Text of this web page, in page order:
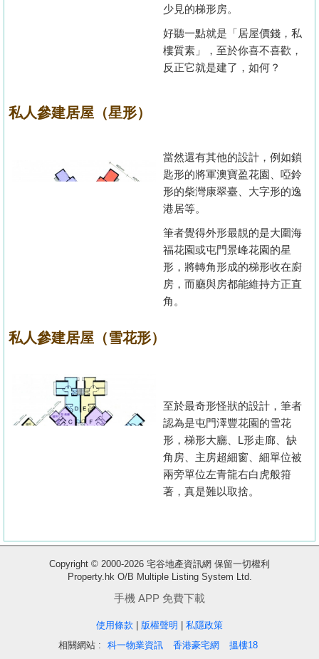
少見的梯形房。
好聽一點就是「居屋價錢，私
樓質素」，至於你喜不喜歡，
反正它就是建了，如何？
私人參建居屋（星形）
當然還有其他的設計，例如鎖
匙形的將軍澳寶盈花園、啞鈴
形的柴灣康翠臺、大字形的逸
港居等。
筆者覺得外形最靚的是大圍海
福花園或屯門景峰花園的星
形，將轉角形成的梯形收在廚
房，而廳與房都能維持方正直
角。
私人參建居屋（雪花形）
至於最奇形怪狀的設計，筆者
認為是屯門澤豐花園的雪花
形，梯形大廳、L形走廊、缺
角房、主房超細窗、細單位被
兩旁單位左青龍右白虎般箝
著，真是難以取捨。
Copyright © 2000-2026 宅谷地產資訊網 保留一切權利
Property.hk O/B Multiple Listing System Ltd.
手機 APP 免費下載
使用條款 版權聲明
私隱政策
相關網站 :
科一物業資訊 香港豪宅網 搵樓18